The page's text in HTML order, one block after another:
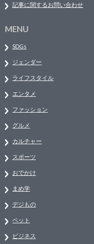
記事に関するお問い合わせ
MENU
SDGs
ジェンダー
ライフスタイル
エンタメ
ファッション
グルメ
カルチャー
スポーツ
おでかけ
まめ学
デジもの
ペット
ビジネス